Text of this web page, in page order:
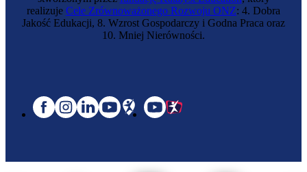
realizuje Cele Zrównoważonego Rozwoju ONZ: 4. Dobra
Jakość Edukacji, 8. Wzrost Gospodarczy i Godna Praca oraz
10. Mniej Nierówności.